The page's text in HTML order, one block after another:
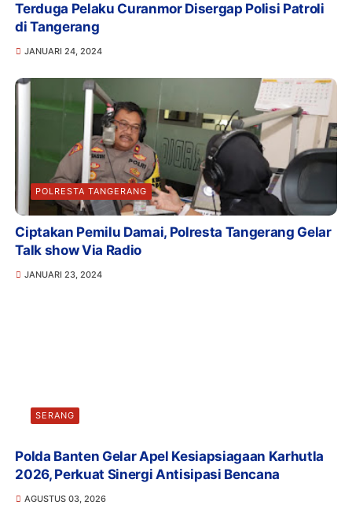
Terduga Pelaku Curanmor Disergap Polisi Patroli
di Tangerang
JANUARI 24, 2024
POLRESTA TANGERANG
Ciptakan Pemilu Damai, Polresta Tangerang Gelar
Talk show Via Radio
JANUARI 23, 2024
SERANG
Polda Banten Gelar Apel Kesiapsiagaan Karhutla
2026, Perkuat Sinergi Antisipasi Bencana
AGUSTUS 03, 2026